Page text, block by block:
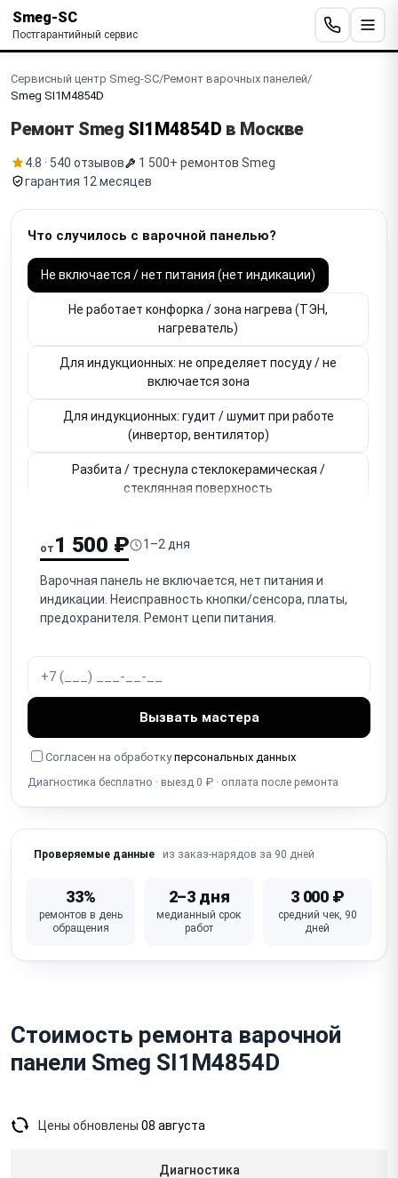
Smeg-SC
Постгарантийный сервис
Сервисный центр Smeg-SC/Ремонт варочных панелей/
Smeg SI1M4854D
Ремонт Smeg SI1M4854D в Москве
4.8 · 540 отзывов
1 500+ ремонтов Smeg
гарантия 12 месяцев
Что случилось с варочной панелью?
Не включается / нет питания (нет индикации)
Не работает конфорка / зона нагрева (ТЭН,
нагреватель)
Для индукционных: не определяет посуду / не
включается зона
Для индукционных: гудит / шумит при работе
(инвертор, вентилятор)
Разбита / треснула стеклокерамическая /
стеклянная поверхность
панель, кнопки)
Для газовых: не поджигается / не зажигается
горелка
Для газовых: тухнет горелка / не держит пламя
Не работает / заедает ручка конфорки
(механическая)
Не работает блокировка от детей (Child Lock)
Перегревается / отключается / термозащита
Ошибки / коды ошибок на дисплее
Не работает дисплей / нет индикации зон
Искрение / треск (стеклокерамика — соль/сахар,
от 1 500 ₽ 1–2 дня
Варочная панель не включается, нет питания и
индикации. Неисправность кнопки/сенсора, платы,
предохранителя. Ремонт цепи питания.
Вызвать мастера
Согласен на обработкуперсональных данных
Диагностика бесплатно · выезд 0 ₽ · оплата после ремонта
Проверяемые данные из заказ-нарядов за 90 дней
33%
ремонтов в день
обращения
2–3 дня
медианный срок
работ
3 000 ₽
средний чек, 90
дней
Стоимость ремонта варочной
панели Smeg SI1M4854D
Цены обновлены 08 августа
Диагностика